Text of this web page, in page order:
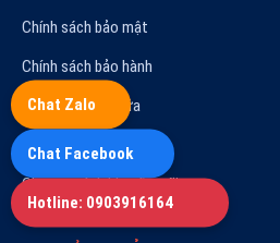
Chính sách bảo mật
Chính sách bảo hành
Quy trình sửa chữa
Hoạt động công ty
Chương trình khuyến mãi
Chat Zalo
Chat Facebook
Hotline: 0903916164